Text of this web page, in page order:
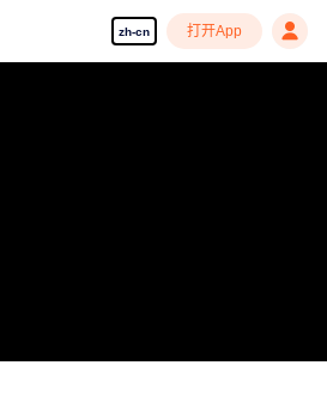
zh-cn 打开App